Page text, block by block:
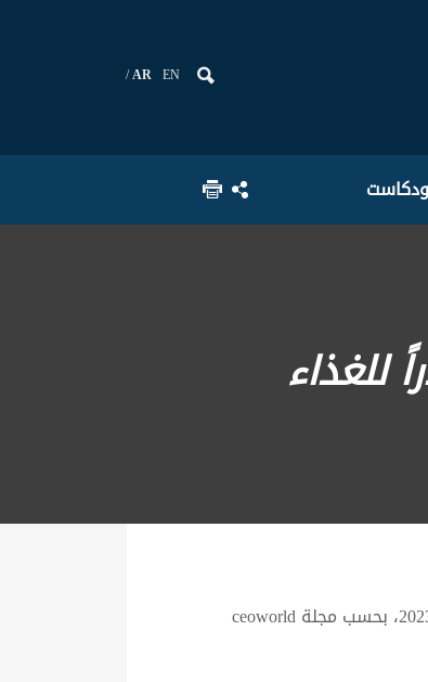
AR EN
للغذاء
شغل العراق المركز الأول عربياً والسادس عالمياً من إجمالي 196 دولة، بأكثر الدول التي تهدر أكبر قدر من الغذاء لعام 2023، بحسب مجلة ceoworld